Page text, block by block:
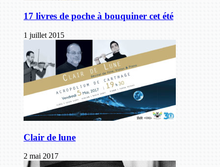
17 livres de poche à bouquiner cet été
1 juillet 2015
Clair de lune
2 mai 2017